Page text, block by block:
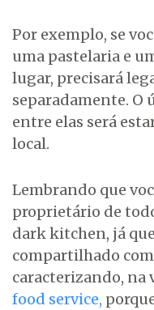
Por exemplo, se
uma pastelaria e
lugar, precisará
separadamente. O
entre elas será
local.
Lembrando que
proprietário de
dark kitchen, já
compartilhado
caracterizando, na
food service,